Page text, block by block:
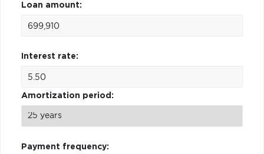
Loan amount:
Interest rate:
Amortization period:
Payment frequency: